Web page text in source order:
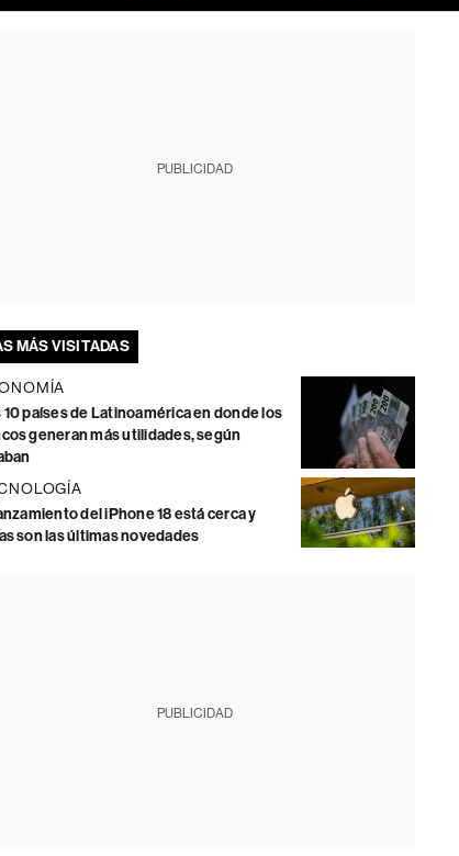
PUBLICIDAD
MÁS VISITADAS
10 países de Latinoamérica en donde los
generan más utilidades, según
del iPhone 18 está cerca y
son las últimas novedades
PUBLICIDAD